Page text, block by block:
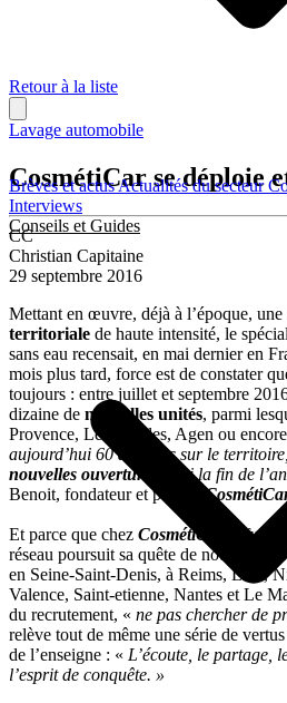
Brèves et actusActualités du secteur
Interviews
Conseils et Guides
Retour à la liste
Lavage automobile
CosmétiCar se déploie
CC
Christian Capitaine
29 septembre 2016
Mettant en œuvre, déjà à l’époque, une
territoriale de haute intensité, le
sans eau recensait, en mai dernier en
mois plus tard, force est de constater
toujours : entre juillet et septembre
dizaine de nouvelles unités, parmi
Provence, Les Alpilles, Agen ou
aujourd’hui 60agencessur le
nouvelles ouvertures
d’ici la fin de
Benoit, fondateur et pdg de
Et parce que chez CosmétiCar
le
réseau poursuit sa quête de nouveaux
en Seine-Saint-Denis, à Reims, Lille,
Valence, Saint-etienne, Nantes et Le
du recrutement, « ne pas chercher de
relève tout de même une série de
de l’enseigne : « L’écoute, le partage,
l’esprit de conquête. »